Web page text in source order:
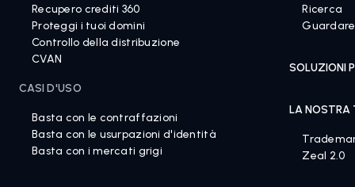
Recupero crediti 360
Proteggi i tuoi domini
Controllo della distribuzione
CVAN
CASI D'USO
Basta con le contraffazioni
Basta con le usurpazioni d'identità
Basta con i mercati grigi
Ricerca
Guardare
SOLUZIONI
LA NOSTRA
Zeal 2.0